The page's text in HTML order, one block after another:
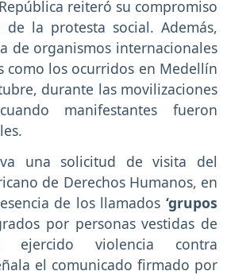
reiteró su compromiso
la protesta social. Además,
de organismos internacionales
como los ocurridos en Medellín
durante las movilizaciones
manifestantes fueron
una solicitud de visita del
de Derechos Humanos, en
de los llamados ‘grupos
por personas vestidas de
violencia contra
el comunicado firmado por